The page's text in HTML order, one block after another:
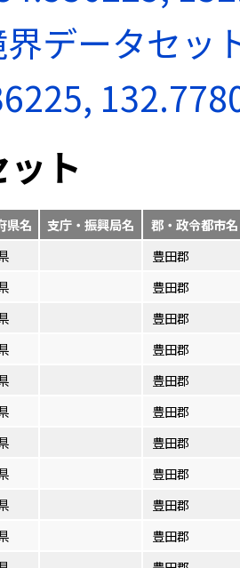
データセッ
ト
県名 支庁・振興局名
郡・政令都市名
豊田郡
豊田郡
豊田郡
豊田郡
豊田郡
豊田郡
豊田郡
豊田郡
豊田郡
豊田郡